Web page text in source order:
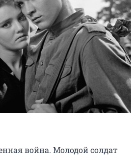
война. Молодой солдат